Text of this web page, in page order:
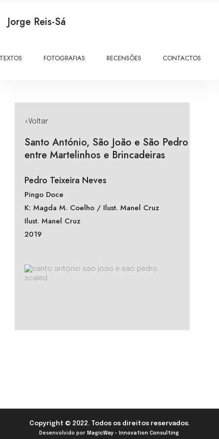
Jorge Reis-Sá
TEXTOS FOTOGRAFIAS RECENSÕES CONTACTOS
<Voltar
Santo António, São João e São Pedro
entre Martelinhos e Brincadeiras
Pedro Teixeira Neves
Pingo Doce
K: Magda M. Coelho / Ilust. Manel Cruz
Ilust. Manel Cruz
2019
Copyright © 2022. Todos os direitos reservados.
Desenvolvido por MagicWay - Innovation Consulting